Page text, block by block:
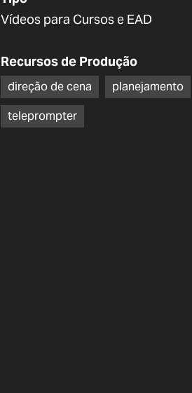
Vídeos para Cursos e EAD
Recursos de Produção
direção de cena
planejamento
teleprompter